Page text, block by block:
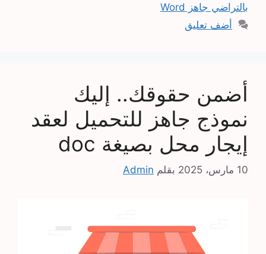
بالتراضي جاهز Word
أضف تعليق
أضمن حقوقك.. إليك
نموذج جاهز للتحميل لعقد
إيجار محل بصيغة doc
10 مارس، 2025 بقلم Admin